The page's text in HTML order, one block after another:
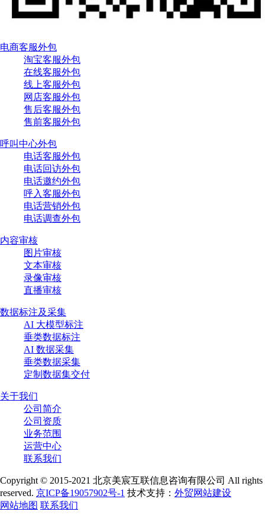
电商客服外包
淘宝客服外包
在线客服外包
线上客服外包
网店客服外包
售后客服外包
售前客服外包
呼叫中心外包
电话客服外包
电话回访外包
电话邀约外包
呼入客服外包
电话营销外包
电话调查外包
内容审核
图片审核
文本审核
录像审核
直播审核
数据标注及采集
AI 大模型标注
垂类数据标注
AI 数据采集
垂类数据采集
定制数据集交付
关于我们
公司简介
公司资质
业务范围
运营中心
联系我们
Copyright © 2015-2021 北京美宸互联信息咨询有限公司 All rights
reserved. 京ICP备19057902号-1 技术支持： 外贸网站建设
网站地图 联系我们